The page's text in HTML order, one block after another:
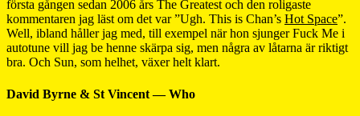
första gången sedan 2006 års The Greatest och den roligaste
kommentaren jag läst om det var ”Ugh. This is Chan’s Hot Space”.
Well, ibland håller jag med, till exempel när hon sjunger Fuck Me i
autotune vill jag be henne skärpa sig, men några av låtarna är riktigt
bra. Och Sun, som helhet, växer helt klart.
David Byrne & St Vincent — Who